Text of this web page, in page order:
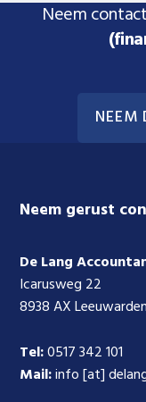
Neem
NEEM
Footer
Neem gerust
De Lang
Icarusweg 22
8938 AX Leeuwarden
Tel:0517 342 101
Mail:info [at]